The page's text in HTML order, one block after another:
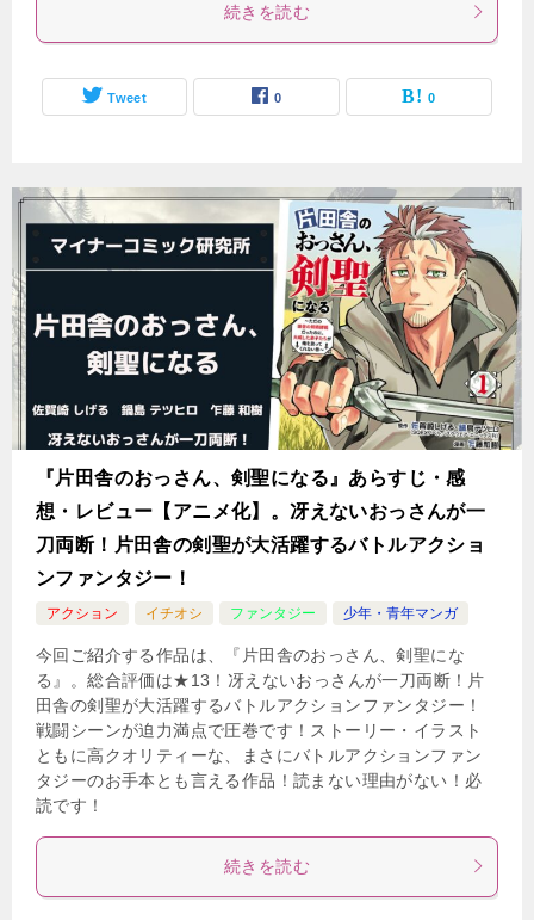
続きを読む
Tweet 0 0
『片田舎のおっさん、剣聖になる』あらすじ・感
想・レビュー【アニメ化】。冴えないおっさんが一
刀両断！片田舎の剣聖が大活躍するバトルアクショ
ンファンタジー！
アクション イチオシ ファンタジー 少年・青年マンガ
今回ご紹介する作品は、『片田舎のおっさん、剣聖にな
る』。総合評価は★13！冴えないおっさんが一刀両断！片
田舎の剣聖が大活躍するバトルアクションファンタジー！
戦闘シーンが迫力満点で圧巻です！ストーリー・イラスト
ともに高クオリティーな、まさにバトルアクションファン
タジーのお手本とも言える作品！読まない理由がない！必
読です！
続きを読む